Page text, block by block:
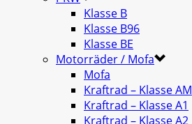
Klasse B
Klasse B96
Klasse BE
Motorräder / Mofa
Mofa
Kraftrad – Klasse AM
Kraftrad – Klasse A1
Kraftrad – Klasse A2